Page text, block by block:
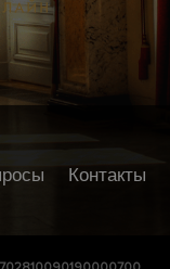
Контакты